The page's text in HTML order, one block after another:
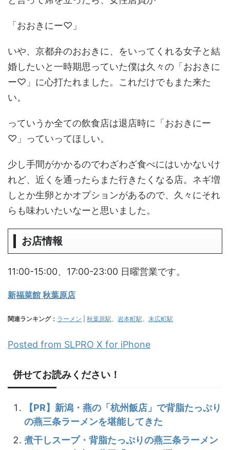
「おおきにー♡」
いや、京都弁のおおきに、をいってくれる女子と結
婚したいと一時期思っていた僕は久々の「おおきに
ー♡」に心打たれました。これだけでもまた来た
い。
っていうか全ての飲食店は退店時に「おおきにー
♡」っていってほしい。
少し手間がかかるのでわざわざ食べにはいかないけ
れど、近くを通ったらまた行きたくなる店。ネギ増
しとか生卵とかオプションがあるので、久々にそれ
らも味わいたいなーと思いました。
お店情報
11:00-15:00、17:00-23:00 日曜営業です。
新福菜館 秋葉原店
関連ランキング： ラーメン 秋葉原駅 岩本町駅 末広町駅
Posted from SLPRO X for iPhone
併せてお読みください！
【PR】新潟・燕の「杭州飯店」で背脂たっぷり
の燕三条ラーメンを堪能してきた
煮干しスープ・背脂たっぷりの燕三条ラーメン